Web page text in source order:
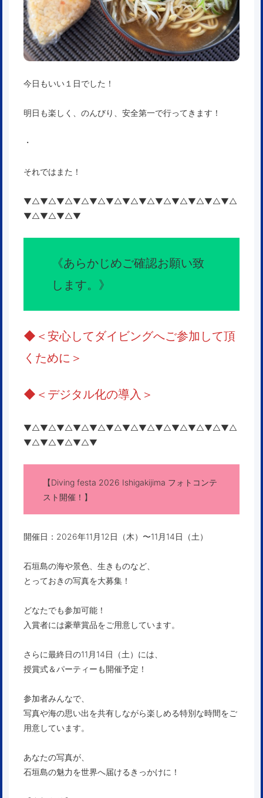
今日もいい１日でした！
明日も楽しく、のんびり、安全第一で行ってきます！
・
それではまた！
▼△▼△▼△▼△▼△▼△▼△▼△▼△▼△▼△▼△▼△
▼△▼△▼△▼
《あらかじめご確認お願い致
します。 》
◆ ＜安心してダイビングへご参加して頂
くために＞
◆＜ デジタル化の導入 ＞
▼△▼△▼△▼△▼△▼△▼△▼△▼△▼△▼△▼△▼△
▼△▼△▼△▼△▼
【Diving festa 2026 Ishigakijima フォトコンテ
スト開催！】
開催日：2026年11月12日（木）〜11月14日（土）
石垣島の海や景色、生きものなど、
とっておきの写真を大募集！
どなたでも参加可能！
入賞者には豪華賞品をご用意しています。
さらに最終日の11月14日（土）には、
授賞式＆パーティーも開催予定！
参加者みんなで、
写真や海の思い出を共有しながら楽しめる特別な時間をご
用意しています。
あなたの写真が、
石垣島の魅力を世界へ届けるきっかけに！